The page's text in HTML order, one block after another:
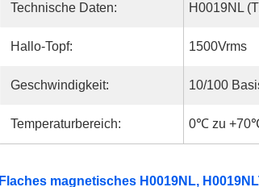
Technische Daten: H0019NL
Hallo-Topf: 1500Vrms
Geschwindigkeit: 10/100
Temperaturbereich: 0℃ zu
Flaches magnetisches H0019NL,